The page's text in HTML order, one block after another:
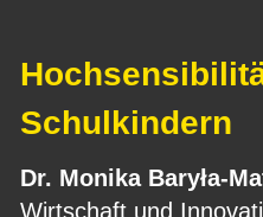
Schulkindern
Dr. Monika Baryła-
Wirtschaft und